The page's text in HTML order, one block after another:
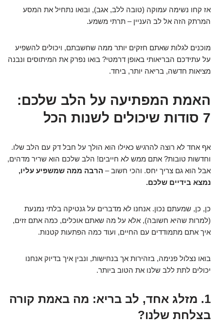
אז קחו נשימה עמוקה (טובה ללב, אגב), ובואו נתחיל את המסע
המרתק הזה אל לב העניין – תרתי משמע.
מוכנים לגלות שאתם חזקים יותר ממה שחשבתם, ויכולים להשפיע
על עתידכם הבריאותי באופן דרמטי? בואו נפרק את המיתוסים ונבנה
מציאות חדשה, בריאה יותר, ביחד.
האמת המפתיעה על הלב שלכם:
7 סודות שיכולים לשנות הכל
אף אחד לא רוצה להרגיש כאילו הוא הולך על חבל דק עם הלב שלו.
וחדשות טובות? אתם ממש לא חייבים! הלב שלכם הוא שריר מדהים,
אבל הוא גם צריך יחס. והכי חשוב – הרבה ממה שמשפיע עליו,
נמצא בידיים שלכם.
כן, כן, שמעתם נכון. אנחנו לא מדברים על גנטיקה בלתי נמנעת
(למרות שהיא חשובה), אלא על מה שאתם אוכלים, כמה אתם זזים,
איך אתם מתמודדים עם החיים, ועוד כמה הפתעות קטנות.
בואו נצלול פנימה, בזהירות אך בנחישות, ונבין איך בדיוק אנחנו
יכולים לתת ללב שלנו את הטוב ביותר.
1. מזלג אחד, לב בריא: מה באמת קורה
בצלחת שלנו?